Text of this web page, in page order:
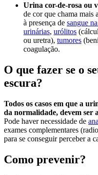
Urina cor-de-rosa ou
de cor que chama mais
à presença de sangue
urinárias, urólitos
ou uretra), tumores
coagulação.
O que fazer se o
escura?
Todos os casos em que a
da normalidade, devem ser
Pode haver necessidade de
exames complementares
para se conseguir perceber a
Como prevenir?